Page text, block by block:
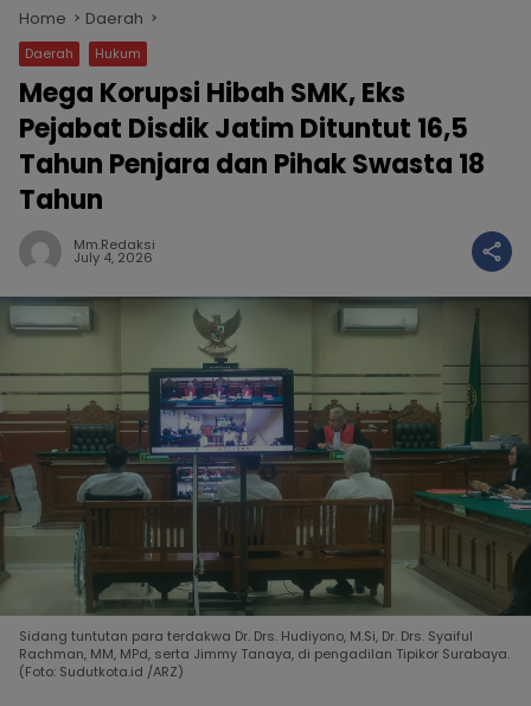
Home Daerah
Daerah Hukum
Mega Korupsi Hibah SMK, Eks
Pejabat Disdik Jatim Dituntut 16,5
Tahun Penjara dan Pihak Swasta 18
Tahun
Mm.redaksi
July 4, 2026
Sidang tuntutan para terdakwa Dr. Drs. Hudiyono, M.Si, Dr. Drs. Syaiful
Rachman, MM, MPd, serta Jimmy Tanaya, di pengadilan Tipikor Surabaya.
(Foto: Sudutkota.id /ARZ)